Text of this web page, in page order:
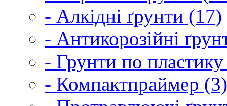
- Алкідні ґрунти (17)
- Антикорозійні
- Грунти по
- Компактпраймер (3)